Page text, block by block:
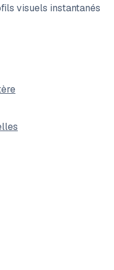
visuels instantanés